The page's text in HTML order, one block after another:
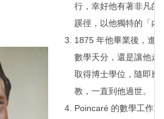
行，幸好他有著非凡的
蹊徑，以他獨特的「內
1875 年他畢業後，進
數學天分，還是讓他走
取得博士學位，隨即應
教，一直到他過世。
Poincaré 的數學工作